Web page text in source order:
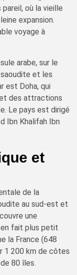
où la vieille
expansion.
voyage à
arabe, sur le
et les
est Doha, qui
des attractions
Le pays est dirigé
Ibn Khalifah Ibn
et
de la
au sud-est et
une
fait plus petit
la France (648
1 200 km de côtes
80 îles.